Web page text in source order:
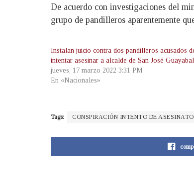
De acuerdo con investigaciones del
grupo de pandilleros aparentemente
Instalan juicio contra dos pandilleros acusados
intentar asesinar a alcalde de San José Guayabal
jueves, 17 marzo 2022 3:31 PM
En «Nacionales»
Tags: CONSPIRACIÓN INTENTO DE ASESINATO